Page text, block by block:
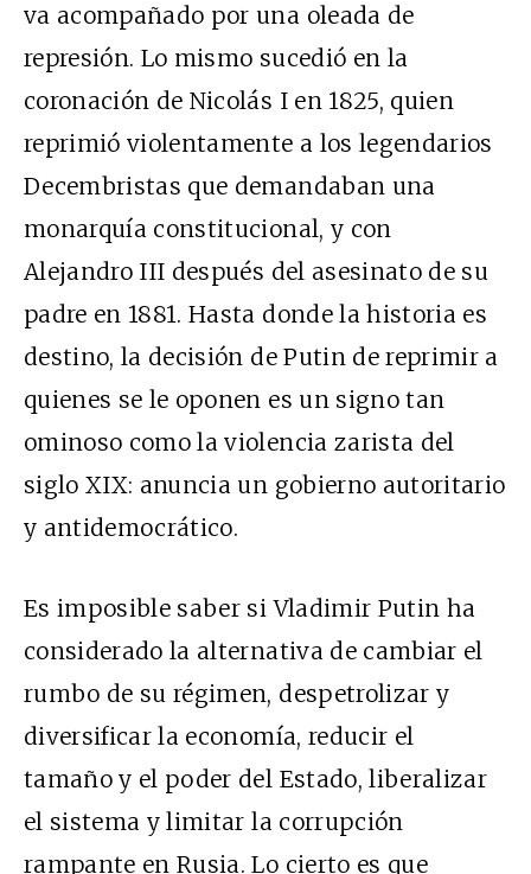
va acompañado por una oleada de
represión. Lo mismo sucedió en la
coronación de Nicolás I en 1825, quien
reprimió violentamente a los legendarios
Decembristas que demandaban una
monarquía constitucional, y con
Alejandro III después del asesinato de su
padre en 1881. Hasta donde la historia es
destino, la decisión de Putin de reprimir a
quienes se le oponen es un signo tan
ominoso como la violencia zarista del
siglo XIX: anuncia un gobierno autoritario
y antidemocrático.
Es imposible saber si Vladimir Putin ha
considerado la alternativa de cambiar el
rumbo de su régimen, despetrolizar y
diversificar la economía, reducir el
tamaño y el poder del Estado, liberalizar
el sistema y limitar la corrupción
rampante en Rusia. Lo cierto es que